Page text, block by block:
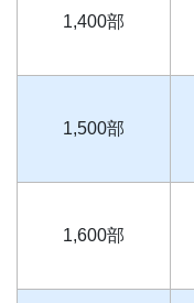
1,400部
1,500部
1,600部